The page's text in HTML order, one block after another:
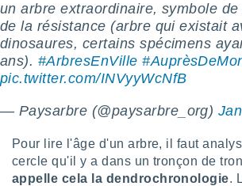
un arbre extraordinaire, symbole
de la résistance (arbre qui existait
dinosaures, certains spécimens
ans). #ArbresEnVille
pic.twitter.com/INVyyWcNfB
— Paysarbre (@paysarbre_org)
Pour lire l'âge d'un arbre, il faut
cercle qu'il y a dans un tronçon de
appelle cela la dendrochronologie.